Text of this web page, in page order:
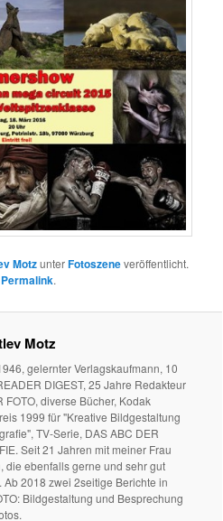
MotzunterFotoszeneveröffentlicht.
Permalink.
Motz
gelernter Verlagskaufmann, 10
DIGEST, 25 Jahre Redakteur
FOTO, diverse Bücher, Kodak
1999 für "Kreative Bildgestaltung
TV-Serie, DAS ABC DER
Seit 21 Jahren mit meiner Frau
die ebenfalls gerne und sehr gut
Ab 2018 zwei 2seitige Berichte in
Bildgestaltung und Besprechung